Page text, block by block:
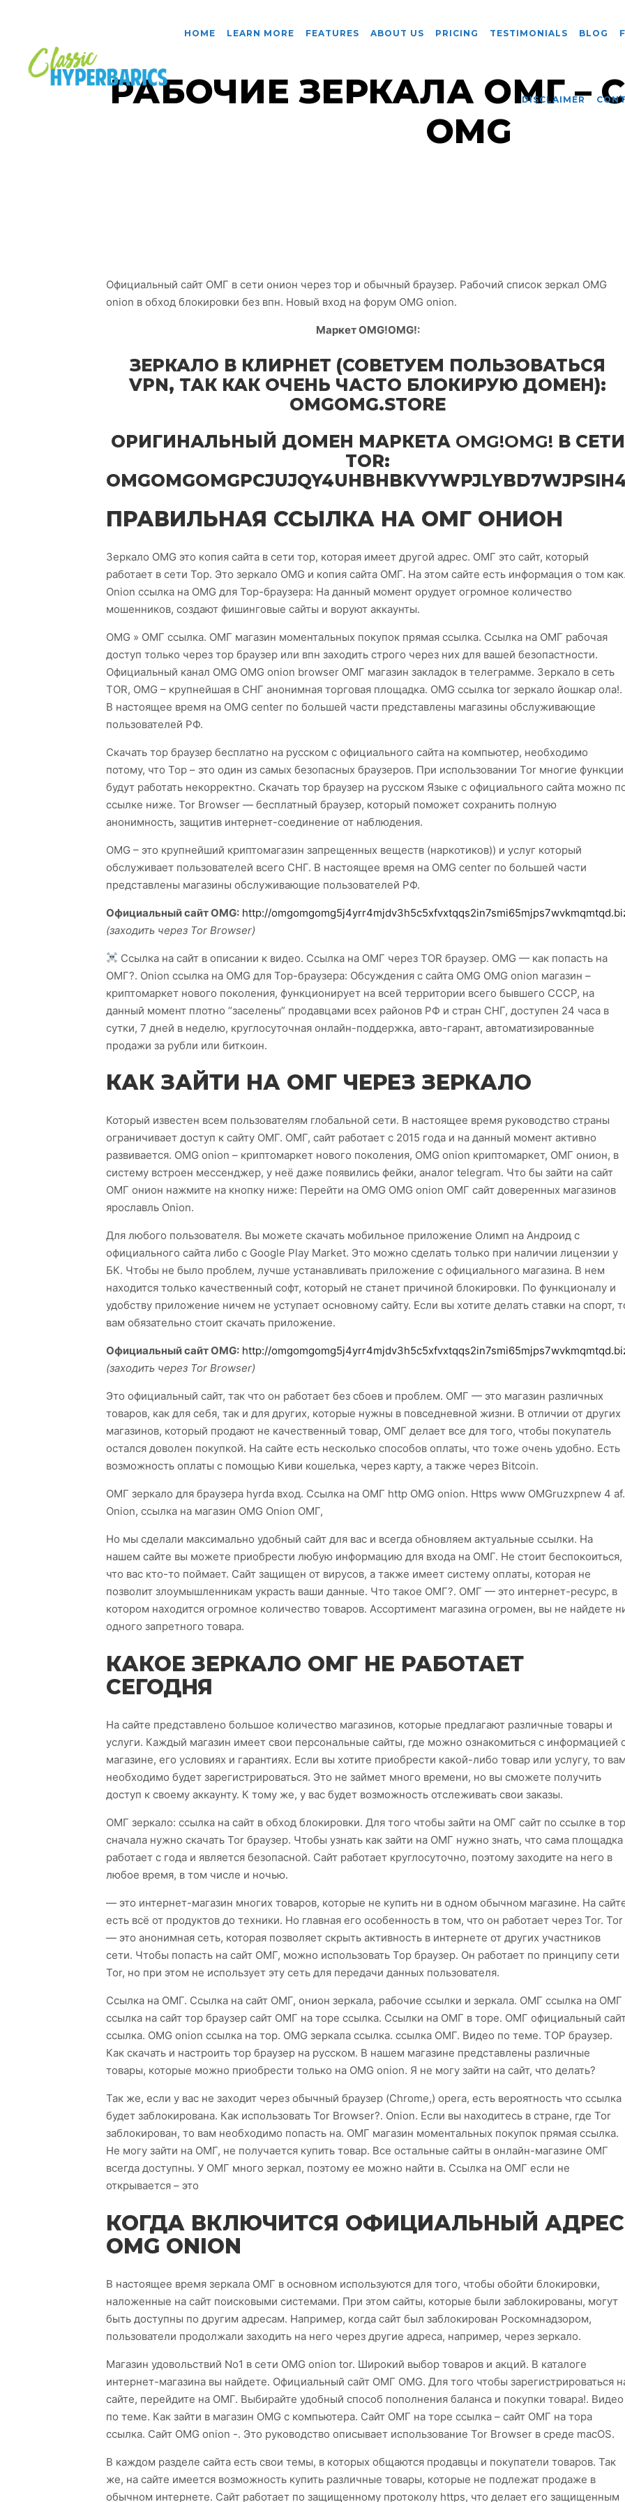
HOME LEARN MORE FEATURES ABOUT US PRICING TESTIMONIALS BLOG
DISCLAIMER
РАБОЧИЕ ЗЕРКАЛА ОМГ –
OMG
Официальный сайт ОМГ в сети онион через тор и обычный браузер. Рабочий список зеркал OMG
onion в обход блокировки без впн. Новый вход на форум OMG onion.
Маркет OMG!OMG!:
ЗЕРКАЛО В КЛИРНЕТ (СОВЕТУЕМ ПОЛЬЗОВАТЬСЯ
VPN, ТАК КАК ОЧЕНЬ ЧАСТО БЛОКИРУЮ ДОМЕН):
OMGOMG.STORE
ОРИГИНАЛЬНЫЙ ДОМЕН МАРКЕТА OMG!OMG! В СЕТИ
TOR:
ПРАВИЛЬНАЯ ССЫЛКА НА ОМГ ОНИОН
Зеркало OMG это копия сайта в сети тор, которая имеет другой адрес. ОМГ это сайт, который
работает в сети Тор. Это зеркало OMG и копия сайта ОМГ. На этом сайте есть информация о том
Onion ссылка на OMG для Тор-браузера: На данный момент орудует огромное количество
мошенников, создают фишинговые сайты и воруют аккаунты.
OMG » ОМГ ссылка. ОМГ магазин моментальных покупок прямая ссылка. Ссылка на ОМГ рабочая
доступ только через тор браузер или впн заходить строго через них для вашей безопастности.
Официальный канал OMG OMG onion browser ОМГ магазин закладок в телеграмме. Зеркало в сеть
TOR, OMG – крупнейшая в СНГ анонимная торговая площадка. OMG ссылка tor зеркало йошкар ола!.
В настоящее время на OMG center по большей части представлены магазины обслуживающие
пользователей РФ.
Скачать тор браузер бесплатно на русском с официального сайта на компьютер, необходимо
потому, что Тор – это один из самых безопасных браузеров. При использовании Tor многие функции
будут работать некорректно. Скачать тор браузер на русском Языке с официального сайта можно
ссылке ниже. Tor Browser — бесплатный браузер, который поможет сохранить полную
анонимность, защитив интернет-соединение от наблюдения.
OMG – это крупнейший криптомагазин запрещенных веществ (наркотиков)) и услуг который
обслуживает пользователей всего СНГ. В настоящее время на OMG center по большей части
представлены магазины обслуживающие пользователей РФ.
Официальный сайт OMG: http://
(заходить через Tor Browser)
Ссылка на сайт в описании к видео. Ссылка на ОМГ через TOR браузер. OMG — как попасть на
ОМГ?. Onion ссылка на OMG для Тор-браузера: Обсуждения с сайта OMG OMG onion магазин –
криптомаркет нового поколения, функционирует на всей территории всего бывшего СССР, на
данный момент плотно “заселены” продавцами всех районов РФ и стран СНГ, доступен 24 часа в
сутки, 7 дней в неделю, круглосуточная онлайн-поддержка, авто-гарант, автоматизированные
продажи за рубли или биткоин.
КАК ЗАЙТИ НА ОМГ ЧЕРЕЗ ЗЕРКАЛО
Который известен всем пользователям глобальной сети. В настоящее время руководство страны
ограничивает доступ к сайту ОМГ. ОМГ, сайт работает с 2015 года и на данный момент активно
развивается. OMG onion – криптомаркет нового поколения, OMG onion криптомаркет, ОМГ онион, в
систему встроен мессенджер, у неё даже появились фейки, аналог telegram. Что бы зайти на сайт
ОМГ онион нажмите на кнопку ниже: Перейти на OMG OMG onion ОМГ сайт доверенных магазинов
ярославль Onion.
Для любого пользователя. Вы можете скачать мобильное приложение Олимп на Андроид с
официального сайта либо с Google Play Market. Это можно сделать только при наличии лицензии у
БК. Чтобы не было проблем, лучше устанавливать приложение с официального магазина. В нем
находится только качественный софт, который не станет причиной блокировки. По функционалу и
удобству приложение ничем не уступает основному сайту. Если вы хотите делать ставки на спорт,
вам обязательно стоит скачать приложение.
Официальный сайт OMG: http://
(заходить через Tor Browser)
Это официальный сайт, так что он работает без сбоев и проблем. ОМГ — это магазин различных
товаров, как для себя, так и для других, которые нужны в повседневной жизни. В отличии от других
магазинов, который продают не качественный товар, ОМГ делает все для того, чтобы покупатель
остался доволен покупкой. На сайте есть несколько способов оплаты, что тоже очень удобно. Есть
возможность оплаты с помощью Киви кошелька, через карту, а также через Bitcoin.
ОМГ зеркало для браузера hyrda вход. Ссылка на ОМГ http OMG onion. Https www OMGruzxpnew 4 af.
Onion, ссылка на магазин OMG Onion ОМГ,
Но мы сделали максимально удобный сайт для вас и всегда обновляем актуальные ссылки. На
нашем сайте вы можете приобрести любую информацию для входа на ОМГ. Не стоит беспокоиться,
что вас кто-то поймает. Сайт защищен от вирусов, а также имеет систему оплаты, которая не
позволит злоумышленникам украсть ваши данные. Что такое ОМГ?. ОМГ — это интернет-ресурс, в
котором находится огромное количество товаров. Ассортимент магазина огромен, вы не найдете
одного запретного товара.
КАКОЕ ЗЕРКАЛО ОМГ НЕ РАБОТАЕТ
СЕГОДНЯ
На сайте представлено большое количество магазинов, которые предлагают различные товары и
услуги. Каждый магазин имеет свои персональные сайты, где можно ознакомиться с информацией
магазине, его условиях и гарантиях. Если вы хотите приобрести какой-либо товар или услугу, то
необходимо будет зарегистрироваться. Это не займет много времени, но вы сможете получить
доступ к своему аккаунту. К тому же, у вас будет возможность отслеживать свои заказы.
ОМГ зеркало: ссылка на сайт в обход блокировки. Для того чтобы зайти на ОМГ сайт по ссылке в тор
сначала нужно скачать Tor браузер. Чтобы узнать как зайти на ОМГ нужно знать, что сама площадка
работает с года и является безопасной. Сайт работает круглосуточно, поэтому заходите на него в
любое время, в том числе и ночью.
— это интернет-магазин многих товаров, которые не купить ни в одном обычном магазине. На
есть всё от продуктов до техники. Но главная его особенность в том, что он работает через Tor. Tor
— это анонимная сеть, которая позволяет скрыть активность в интернете от других участников
сети. Чтобы попасть на сайт ОМГ, можно использовать Тор браузер. Он работает по принципу сети
Tor, но при этом не использует эту сеть для передачи данных пользователя.
Ссылка на ОМГ. Ссылка на сайт ОМГ, онион зеркала, рабочие ссылки и зеркала. ОМГ ссылка на ОМГ
ссылка на сайт тор браузер сайт ОМГ на торе ссылка. Ссылки на ОМГ в торе. ОМГ официальный
ссылка. OMG onion ссылка на тор. OMG зеркала ссылка. ссылка ОМГ. Видео по теме. ТОР браузер.
Как скачать и настроить тор браузер на русском. В нашем магазине представлены различные
товары, которые можно приобрести только на OMG onion. Я не могу зайти на сайт, что делать?
Так же, если у вас не заходит через обычный браузер (Chrome,) opera, есть вероятность что ссылка
будет заблокирована. Как использовать Tor Browser?. Onion. Если вы находитесь в стране, где Tor
заблокирован, то вам необходимо попасть на. ОМГ магазин моментальных покупок прямая ссылка.
Не могу зайти на ОМГ, не получается купить товар. Все остальные сайты в онлайн-магазине ОМГ
всегда доступны. У ОМГ много зеркал, поэтому ее можно найти в. Ссылка на ОМГ если не
открывается – это
КОГДА ВКЛЮЧИТСЯ ОФИЦИАЛЬНЫЙ АДРЕС
OMG ONION
В настоящее время зеркала ОМГ в основном используются для того, чтобы обойти блокировки,
наложенные на сайт поисковыми системами. При этом сайты, которые были заблокированы, могут
быть доступны по другим адресам. Например, когда сайт был заблокирован Роскомнадзором,
пользователи продолжали заходить на него через другие адреса, например, через зеркало.
Магазин удовольствий No1 в сети OMG onion tor. Широкий выбор товаров и акций. В каталоге
интернет-магазина вы найдете. Официальный сайт ОМГ OMG. Для того чтобы зарегистрироваться
сайте, перейдите на ОМГ. Выбирайте удобный способ пополнения баланса и покупки товара!. Видео
по теме. Как зайти в магазин OMG с компьютера. Сайт ОМГ на торе ссылка – сайт ОМГ на тора
ссылка. Сайт OMG onion -. Это руководство описывает использование Tor Browser в среде macOS.
В каждом разделе сайта есть свои темы, в которых общаются продавцы и покупатели товаров. Так
же, на сайте имеется возможность купить различные товары, которые не подлежат продаже в
обычном интернете. Сайт работает по защищенному протоколу https, что делает его защищенным